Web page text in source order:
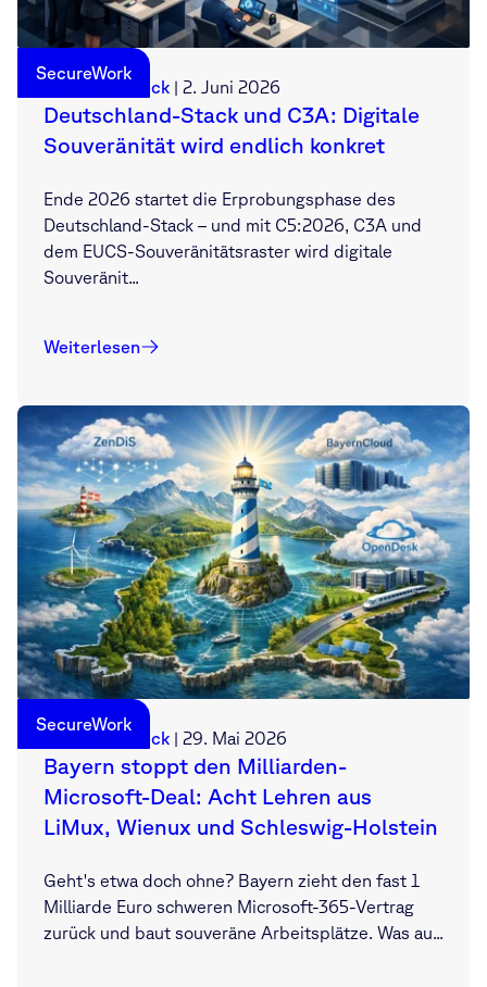
SecureWork
Sebastian Deck | 2. Juni 2026
Deutschland-Stack und C3A: Digitale
Souveränität wird endlich konkret
Ende 2026 startet die Erprobungsphase des
Deutschland-Stack – und mit C5:2026, C3A und
dem EUCS-Souveränitätsraster wird digitale
Souveränit...
Weiterlesen
SecureWork
Sebastian Deck | 29. Mai 2026
Bayern stoppt den Milliarden-
Microsoft-Deal: Acht Lehren aus
LiMux, Wienux und Schleswig-Holstein
Geht's etwa doch ohne? Bayern zieht den fast 1
Milliarde Euro schweren Microsoft-365-Vertrag
zurück und baut souveräne Arbeitsplätze. Was au...